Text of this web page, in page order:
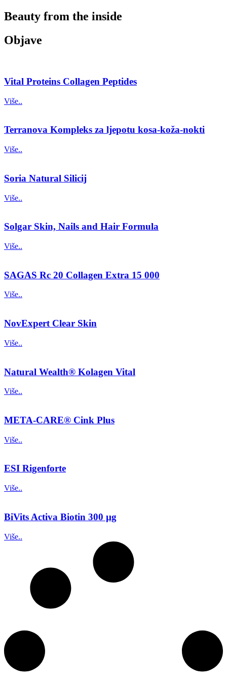
Beauty from the inside
Objave
Vital Proteins Collagen Peptides
Više..
Terranova Kompleks za ljepotu kosa-koža-nokti
Više..
Soria Natural Silicij
Više..
Solgar Skin, Nails and Hair Formula
Više..
SAGAS Rc 20 Collagen Extra 15 000
Više..
NovExpert Clear Skin
Više..
Natural Wealth® Kolagen Vital
Više..
META-CARE® Cink Plus
Više..
ESI Rigenforte
Više..
BiVits Activa Biotin 300 µg
Više..